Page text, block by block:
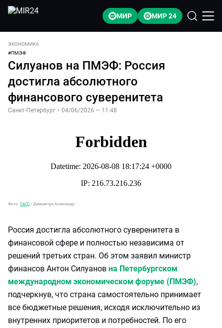
МИР МИР 24
ЭКОНОМИКА
#ПМЭФ
Силуанов на ПМЭФ: Россия
достигла абсолютного
финансового суверенитета
Санкт-Петербург • 04/06/2026 — 11:48
Фото: ТАСС / Демьянчук Александр
Россия достигла абсолютного суверенитета в
финансовой сфере и полностью независима от
решений третьих стран. Об этом заявил министр
финансов Антон Силуанов на Петербургском
международном экономическом форуме (ПМЭФ),
подчеркнув, что страна самостоятельно принимает
все бюджетные решения, исходя исключительно из
внутренних приоритетов и потребностей. По его